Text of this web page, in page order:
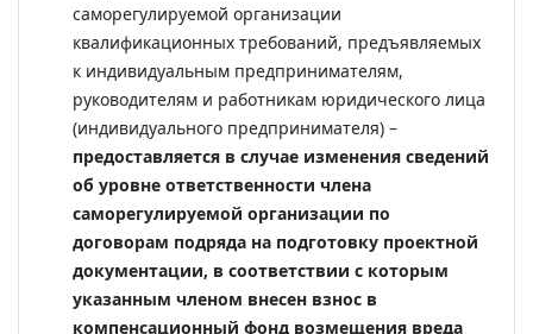
саморегулируемой организации
квалификационных требований, предъявляемых
к индивидуальным предпринимателям,
руководителям и работникам юридического лица
(индивидуального предпринимателя) –
предоставляется в случае изменения сведений
об уровне ответственности члена
саморегулируемой организации по
договорам подряда на подготовку проектной
документации, в соответствии с которым
указанным членом внесен взнос в
компенсационный фонд возмещения вреда